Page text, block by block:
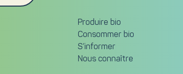
Produire bio
Consommer bio
S’informer
Nous connaître